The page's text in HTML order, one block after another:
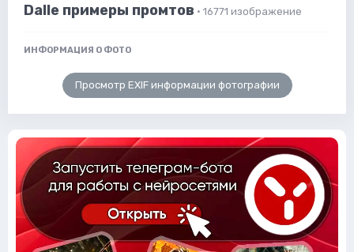
Dalle примеры промтов · 16771 изображение
ИНФОРМАЦИЯ О ФОТО
Просмотр EXIF информации фотографии